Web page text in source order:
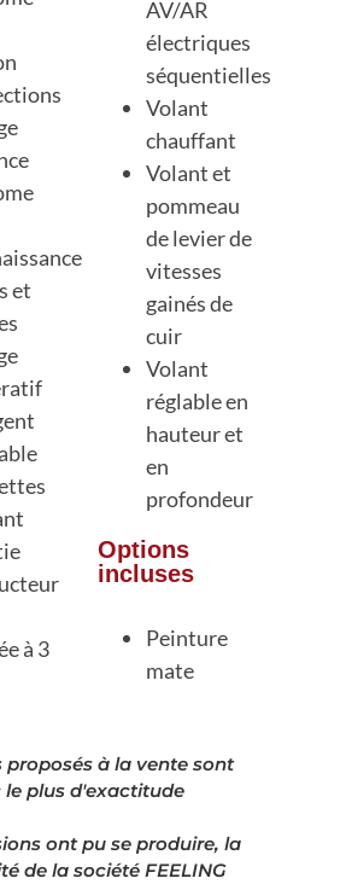
et
à 3
AV/AR
électriques
séquentielles
Volant
chauffant
Volant et
pommeau
de levier de
vitesses
gainés de
cuir
Volant
réglable en
hauteur et
en
profondeur
Options
incluses
Peinture
mate
proposés à la vente sont
le plus d'exactitude
ont pu se produire, la
de la société FEELING